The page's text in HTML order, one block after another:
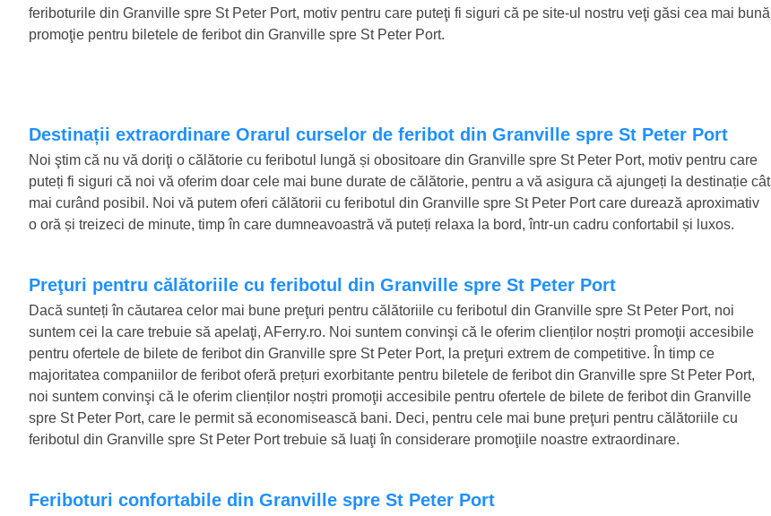
feriboturile din Granville spre St Peter Port, motiv pentru care puteţi fi siguri că pe site-ul nostru veţi găsi cea mai bună
promoţie pentru biletele de feribot din Granville spre St Peter Port.
Destinații extraordinare Orarul curselor de feribot din Granville spre St Peter Port
Noi ştim că nu vă doriţi o călătorie cu feribotul lungă și obositoare din Granville spre St Peter Port, motiv pentru care
puteți fi siguri că noi vă oferim doar cele mai bune durate de călătorie, pentru a vă asigura că ajungeți la destinație cât
mai curând posibil. Noi vă putem oferi călătorii cu feribotul din Granville spre St Peter Port care durează aproximativ
o oră și treizeci de minute, timp în care dumneavoastră vă puteți relaxa la bord, într-un cadru confortabil și luxos.
Preţuri pentru călătoriile cu feribotul din Granville spre St Peter Port
Dacă sunteți în căutarea celor mai bune preţuri pentru călătoriile cu feribotul din Granville spre St Peter Port, noi
suntem cei la care trebuie să apelaţi, AFerry.ro. Noi suntem convinşi că le oferim clienților noștri promoţii accesibile
pentru ofertele de bilete de feribot din Granville spre St Peter Port, la preţuri extrem de competitive. În timp ce
majoritatea companiilor de feribot oferă prețuri exorbitante pentru biletele de feribot din Granville spre St Peter Port,
noi suntem convinşi că le oferim clienților noștri promoţii accesibile pentru ofertele de bilete de feribot din Granville
spre St Peter Port, care le permit să economisească bani. Deci, pentru cele mai bune preţuri pentru călătoriile cu
feribotul din Granville spre St Peter Port trebuie să luaţi în considerare promoţiile noastre extraordinare.
Feriboturi confortabile din Granville spre St Peter Port